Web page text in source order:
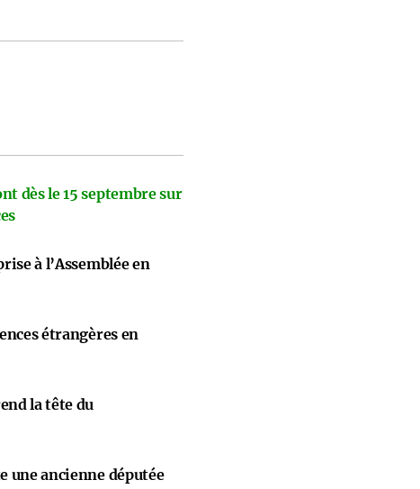
dès le 15 septembre sur
à l’Assemblée en
étrangères en
la tête du
une ancienne députée